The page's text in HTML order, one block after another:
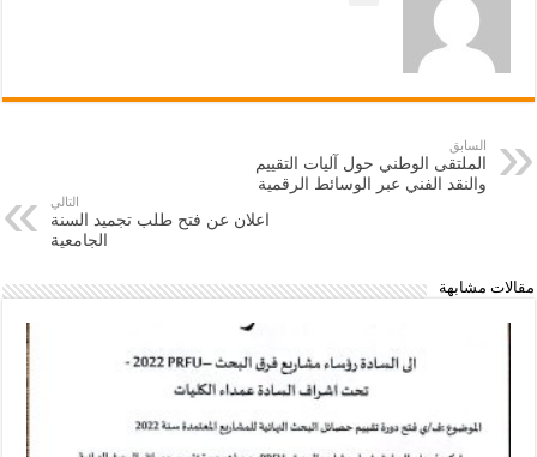
السابق
الملتقى الوطني حول آليات التقييم
والنقد الفني عبر الوسائط الرقمية
التالي
اعلان عن فتح طلب تجميد السنة
الجامعية
مقالات مشابهة